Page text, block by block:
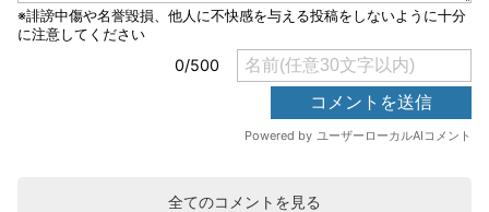
全てのコメントを見る